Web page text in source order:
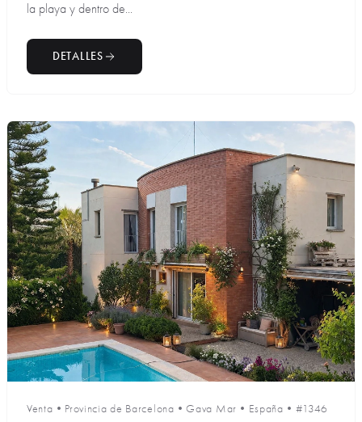
la playa y dentro de...
DETALLES
Venta • Provincia de Barcelona •Gava Mar • España • #1346